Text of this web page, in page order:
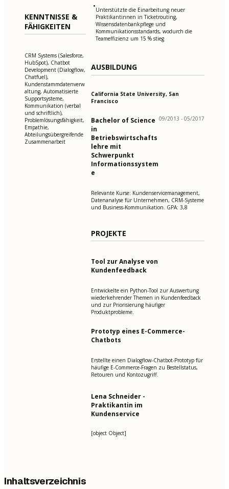
KENNTNISSE &
FÄHIGKEITEN
CRM Systems (Salesforce,
HubSpot), Chatbot
Development (Dialogflow,
Chatfuel),
Kundenstammdatenverw
altung, Automatisierte
Supportsysteme,
Kommunikation (verbal
und schriftlich),
Problemlösungsfähigkeit,
Empathie,
Abteilungsübergreifende
Zusammenarbeit
•Unterstützte die Einarbeitung neuer
Praktikantinnen in Ticketrouting,
Wissensdatenbankpflege und
Kommunikationsstandards, wodurch die
Teameffizienz um 15 % stieg
AUSBILDUNG
California State University, San
Francisco
Bachelor of Science
in
Betriebswirtschafts
lehre mit
Schwerpunkt
Informationssystem
e
09/2013 - 05/2017
Relevante Kurse: Kundenservicemanagement,
Datenanalyse für Unternehmen, CRM-Systeme
und Business-Kommunikation. GPA: 3,8
PROJEKTE
Tool zur Analyse von
Kundenfeedback
Entwickelte ein Python-Tool zur Auswertung
wiederkehrender Themen in Kundenfeedback
und zur Priorisierung häufiger
Produktprobleme.
Prototyp eines E-Commerce-
Chatbots
Erstellte einen Dialogflow-Chatbot-Prototyp für
häufige E-Commerce-Fragen zu Bestellstatus,
Retouren und Kontozugriff.
Lena Schneider -
Praktikantin im
Kundenservice
[object Object]
Inhaltsverzeichnis